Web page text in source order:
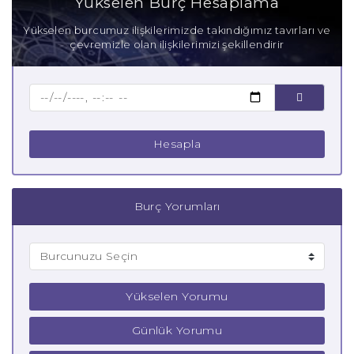
Anne Boğa Burcu
Baba Boğa Burcu
Yükselen burcumuz ilişkilerimizde takındığımız tavırları ve
çevremizle olan ilişkilerimizi şekillendirir
Hesapla
Burç Yorumları
Yükselen Yorumu
Günlük Yorumu